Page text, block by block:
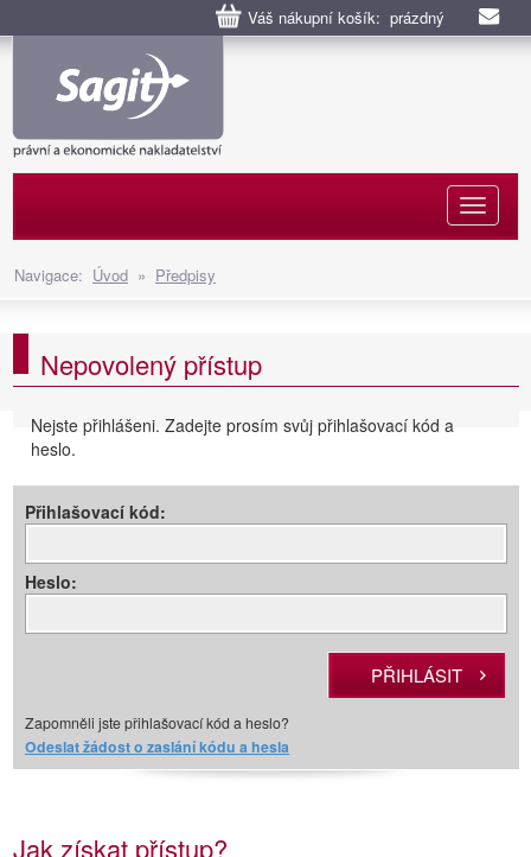
Váš nákupní košík: prázdný
Navigace: Úvod » Předpisy
Nepovolený přístup
Nejste přihlášeni. Zadejte prosím svůj přihlašovací kód a
heslo.
Přihlašovací kód:
Heslo:
Zapomněli jste přihlašovací kód a heslo?
Odeslat žádost o zaslání kódu a hesla
Jak získat přístup?